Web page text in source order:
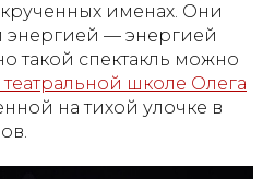
именах. Они
энергией — энергией
такой спектакль можно
школе Олега
на тихой улочке в